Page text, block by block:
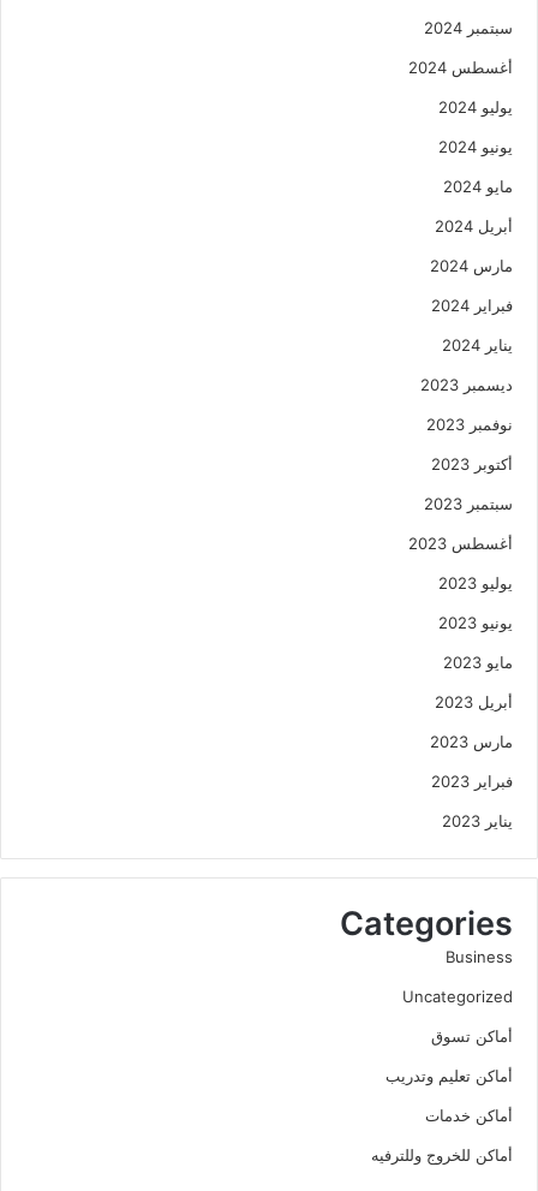
سبتمبر 2024
أغسطس 2024
يوليو 2024
يونيو 2024
مايو 2024
أبريل 2024
مارس 2024
فبراير 2024
يناير 2024
ديسمبر 2023
نوفمبر 2023
أكتوبر 2023
سبتمبر 2023
أغسطس 2023
يوليو 2023
يونيو 2023
مايو 2023
أبريل 2023
مارس 2023
فبراير 2023
يناير 2023
Categories
Business
Uncategorized
أماكن تسوق
أماكن تعليم وتدريب
أماكن خدمات
أماكن للخروج وللترفيه